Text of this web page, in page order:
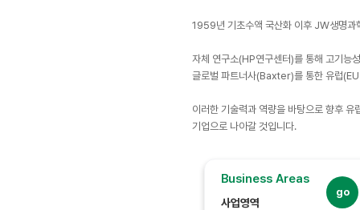
1959년 기초수액 국산화 이후 JW생명과
자체 연구소(HP연구센터)를 통해 고기
글로벌 파트너사(Baxter)를 통한 유럽
이러한 기술력과 역량을 바탕으로 향후
기업으로 나아갈 것입니다.
Business Areas
사업영역
go